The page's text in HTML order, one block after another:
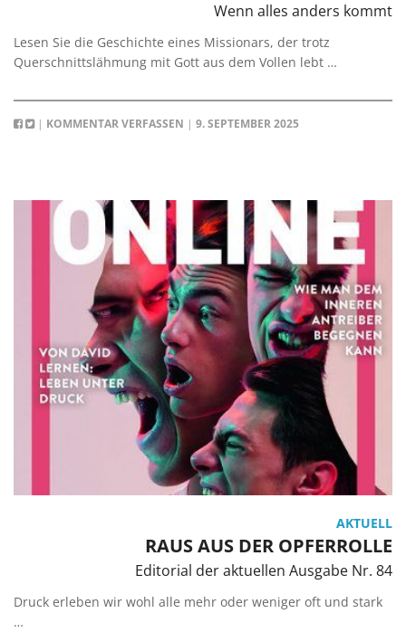
Wenn alles anders kommt
Lesen Sie die Geschichte eines Missionars, der trotz
Querschnittslähmung mit Gott aus dem Vollen lebt …
| KOMMENTAR VERFASSEN | 9. SEPTEMBER 2025
AKTUELL
RAUS AUS DER OPFERROLLE
Editorial der aktuellen Ausgabe Nr. 84
Druck erleben wir wohl alle mehr oder weniger oft und stark
…